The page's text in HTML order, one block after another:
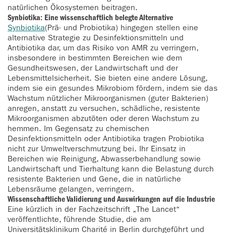
natürlichen Ökosystemen beitragen.
Synbiotika: Eine wissenschaftlich belegte Alternative
Synbiotika(Prä- und Probiotika) hingegen stellen eine
alternative Strategie zu Desinfektionsmitteln und
Antibiotika dar, um das Risiko von AMR zu verringern,
insbesondere in bestimmten Bereichen wie dem
Gesundheitswesen, der Landwirtschaft und der
Lebensmittelsicherheit. Sie bieten eine andere Lösung,
indem sie ein gesundes Mikrobiom fördern, indem sie das
Wachstum nützlicher Mikroorganismen (guter Bakterien)
anregen, anstatt zu versuchen, schädliche, resistente
Mikroorganismen abzutöten oder deren Wachstum zu
hemmen. Im Gegensatz zu chemischen
Desinfektionsmitteln oder Antibiotika tragen Probiotika
nicht zur Umweltverschmutzung bei. Ihr Einsatz in
Bereichen wie Reinigung, Abwasserbehandlung sowie
Landwirtschaft und Tierhaltung kann die Belastung durch
resistente Bakterien und Gene, die in natürliche
Lebensräume gelangen, verringern.
Wissenschaftliche Validierung und Auswirkungen auf die Industrie
Eine kürzlich in der Fachzeitschrift „The Lancet“
veröffentlichte, führende Studie, die am
Universitätsklinikum Charité in Berlin durchgeführt und